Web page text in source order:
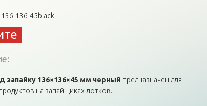
136-136-45black
запайку 136×136×45 мм черный предназначен для
на запайщиках лотков.